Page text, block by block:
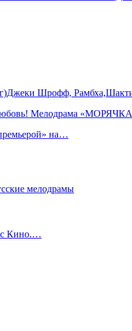
Шрофф,
Мелодрама
на…
мелодрамы
Кино.…